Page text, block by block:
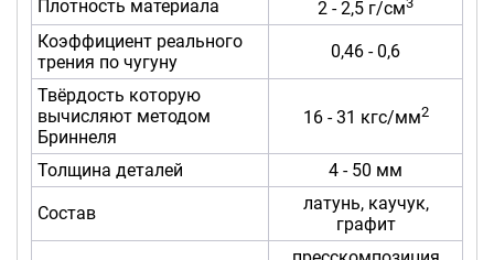
Плотность материала
2 - 2,5 г/см
Коэффициент реального
трения по чугуну
0,46 - 0,6
Твёрдость которую
вычисляют методом
Бриннеля
16 - 31 кгс/мм2
Толщина деталей 4 - 50 мм
Состав
латунь, каучук,
графит